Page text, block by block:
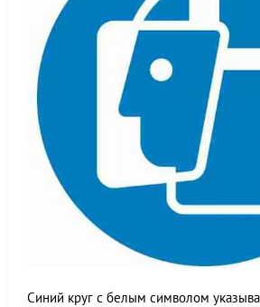
Синий круг с белым символом